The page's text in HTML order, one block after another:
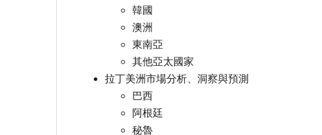
韓國
澳洲
東南亞
其他亞太國家
拉丁美洲市場分析、洞察與預測
巴西
阿根廷
秘魯